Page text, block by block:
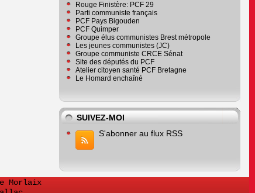
Rouge Finistère: PCF 29
Parti communiste français
PCF Pays Bigouden
PCF Quimper
Groupe élus communistes Brest métropole
Les jeunes communistes (JC)
Groupe communiste CRCE Sénat
Site des députés du PCF
Atelier citoyen santé PCF Bretagne
Le Homard enchaîné
SUIVEZ-MOI
S'abonner au flux RSS
Morlaix